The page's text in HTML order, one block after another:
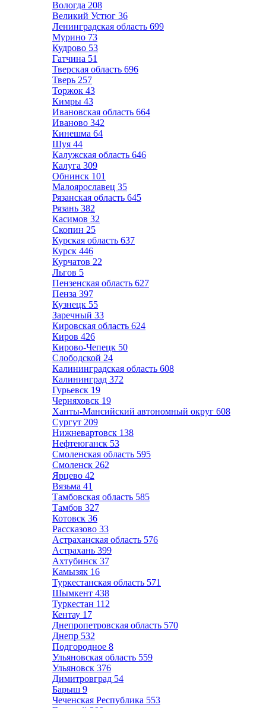
Вологда 208
Великий Устюг 36
Ленинградская область 699
Мурино 73
Кудрово 53
Гатчина 51
Тверская область 696
Тверь 257
Торжок 43
Кимры 43
Ивановская область 664
Иваново 342
Кинешма 64
Шуя 44
Калужская область 646
Калуга 309
Обнинск 101
Малоярославец 35
Рязанская область 645
Рязань 382
Касимов 32
Скопин 25
Курская область 637
Курск 446
Курчатов 22
Льгов 5
Пензенская область 627
Пенза 397
Кузнецк 55
Заречный 33
Кировская область 624
Киров 426
Кирово-Чепецк 50
Слободской 24
Калининградская область 608
Калининград 372
Гурьевск 19
Черняховск 19
Ханты-Мансийский автономный округ 608
Сургут 209
Нижневартовск 138
Нефтеюганск 53
Смоленская область 595
Смоленск 262
Ярцево 42
Вязьма 41
Тамбовская область 585
Тамбов 327
Котовск 36
Рассказово 33
Астраханская область 576
Астрахань 399
Ахтубинск 37
Камызяк 16
Туркестанская область 571
Шымкент 438
Туркестан 112
Кентау 17
Днепропетровская область 570
Днепр 532
Подгородное 8
Ульяновская область 559
Ульяновск 376
Димитровград 54
Барыш 9
Чеченская Республика 553